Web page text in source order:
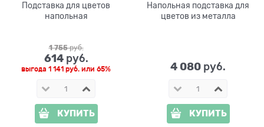
Подставка для цветов
напольная
1 755 руб.
614 руб.
выгода 1 141 руб. или 65%
КУПИТЬ
Напольная подставка для
цветов из металла
4 080 руб.
КУПИТЬ